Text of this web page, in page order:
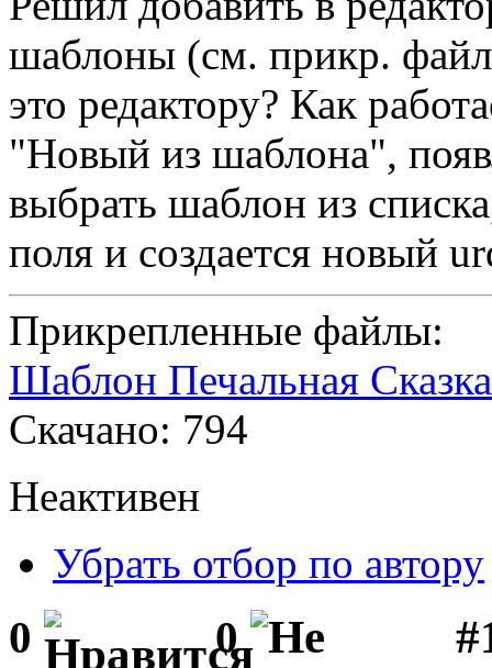
шаблоны (см. прикр.
это редактору? Как
"Новый из шаблона",
выбрать шаблон из
поля и создается новый
Прикрепленные файлы:
Шаблон Печальная
Скачано: 794
Неактивен
Убрать отбор по автору
0 0